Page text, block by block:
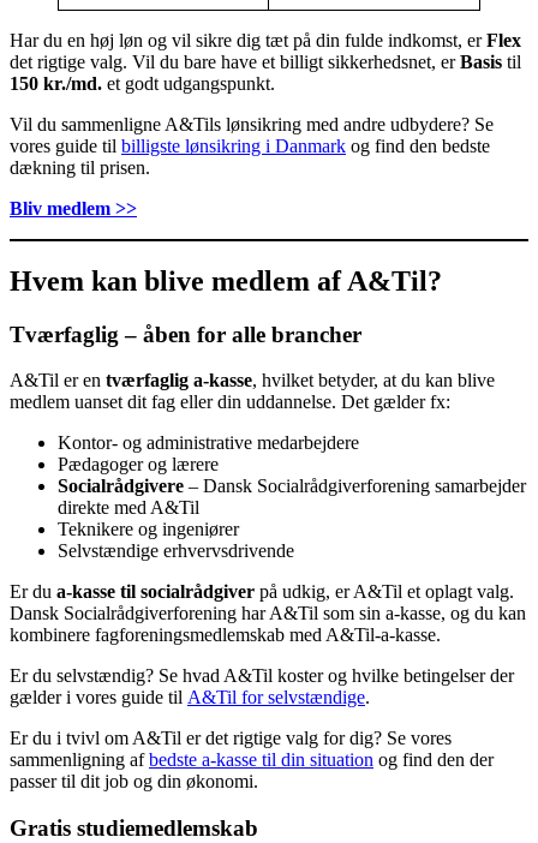
Har du en høj løn og vil sikre dig tæt på din fulde indkomst, erFlex
det rigtige valg. Vil du bare have et billigt sikkerhedsnet, erBasis til
150 kr./md. et godt udgangspunkt.
Vil du sammenligne A&Tils lønsikring med andre udbydere? Se
vores guide til billigste lønsikring i Danmark og find den bedste
dækning til prisen.
Bliv medlem >>
Hvem kan blive medlem af A&Til?
Tværfaglig – åben for alle brancher
A&Til er en tværfaglig a-kasse, hvilket betyder, at du kan blive
medlem uanset dit fag eller din uddannelse. Det gælder fx:
Kontor- og administrative medarbejdere
Pædagoger og lærere
Socialrådgivere – Dansk Socialrådgiverforening samarbejder
direkte med A&Til
Teknikere og ingeniører
Selvstændige erhvervsdrivende
Er du a-kasse til socialrådgiver på udkig, er A&Til et oplagt valg.
Dansk Socialrådgiverforening har A&Til som sin a-kasse, og du kan
kombinere fagforeningsmedlemskab med A&Til-a-kasse.
Er du selvstændig? Se hvad A&Til koster og hvilke betingelser der
gælder i vores guide til A&Til for selvstændige.
Er du i tvivl om A&Til er det rigtige valg for dig? Se vores
sammenligning afbedste a-kasse til din situation og find den der
passer til dit job og din økonomi.
Gratis studiemedlemskab